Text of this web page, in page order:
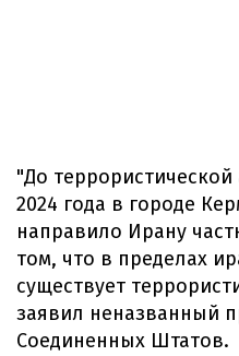
"До
2024 года в городе
направило Ирану
том, что в пределах
существует
заявил неназванный
Соединенных Штатов.